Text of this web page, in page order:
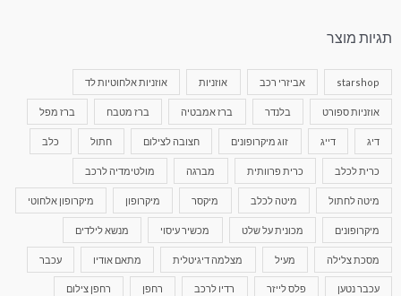
תגיות מוצר
starshop אביזרי רכב אוזניות אוזניות אלחוטיות לד
אוזניות ספורט בלנדר ברז אמבטיה ברז מטבח ברז מפל
דיג דייג זוג מיקרופונים חצובה לצילום חתול כלב
כרית לכלב כרית פרוותית מברגה מולטימדיה לרכב
מיטה לחתול מיטה לכלב מיקסר מיקרופון מיקרופון אלחוטי
מיקרופונים מכונית על שלט מכשיר עיסוי מנשא לילדים
מסכת צלילה מעיל מצלמה דיגיטלית מתאם אודיו עכבר
עכבר נטען פלס לייזר רדיו לרכב רחפן רחפן צילום